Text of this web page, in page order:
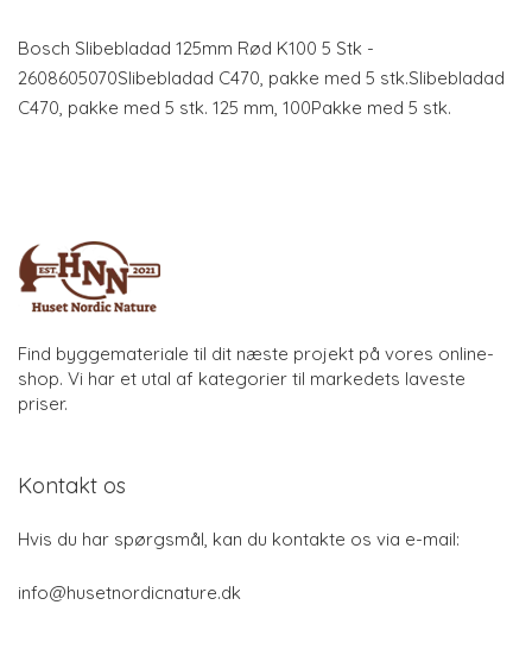
Bosch Slibebladad 125mm Rød K100 5 Stk -
2608605070Slibebladad C470, pakke med 5 stk.Slibebladad
C470, pakke med 5 stk. 125 mm, 100Pakke med 5 stk.
Find byggemateriale til dit næste projekt på vores online-
shop. Vi har et utal af kategorier til markedets laveste
priser.
Kontakt os
Hvis du har spørgsmål, kan du kontakte os via e-mail:
info@husetnordicnature.dk